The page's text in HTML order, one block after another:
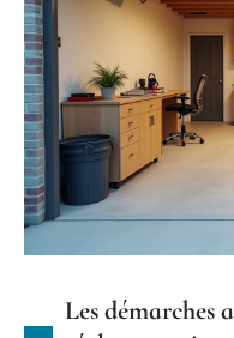
Les démarches